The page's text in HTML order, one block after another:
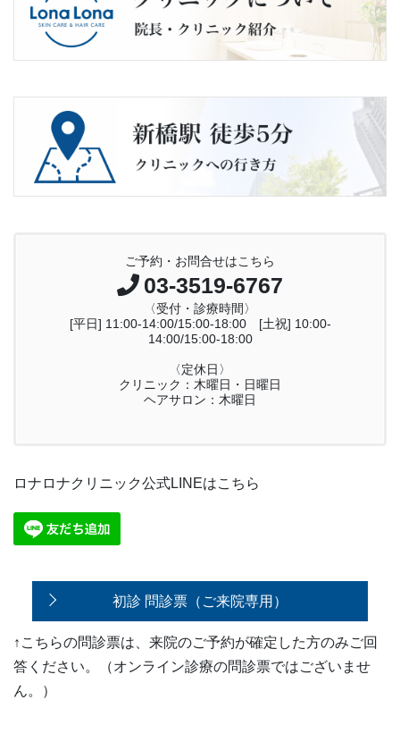
ご予約・お問合せはこちら
03-3519-6767
〈受付・診療時間〉
[平日] 11:00-14:00/15:00-18:00 [土祝] 10:00-
14:00/15:00-18:00
〈定休日〉
クリニック：木曜日・日曜日
ヘアサロン：木曜日
ロナロナクリニック公式LINEはこちら
初診 問診票（ご来院専用）
↑こちらの問診票は、来院のご予約が確定した方のみご回
答ください。（オンライン診療の問診票ではございませ
ん。）